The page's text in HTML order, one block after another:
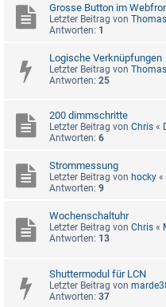
Grosse Button im
Letzter Beitrag von Thomas
Antworten: 1
Logische Verknüpfungen
Letzter Beitrag von Thomas
Antworten: 25
200 dimmschritte
Letzter Beitrag von Chris «
Antworten: 6
Strommessung
Letzter Beitrag von hocky «
Antworten: 9
Wochenschaltuhr
Letzter Beitrag von Chris «
Antworten: 13
Shuttermodul für LCN
Letzter Beitrag von
Antworten: 37